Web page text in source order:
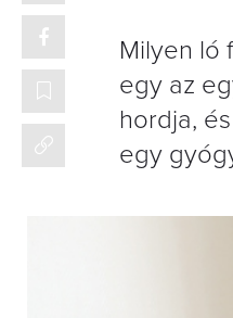
Milyen ló
egy az
hordja,
egy